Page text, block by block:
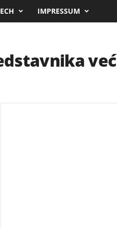
IMPRESSUM
već